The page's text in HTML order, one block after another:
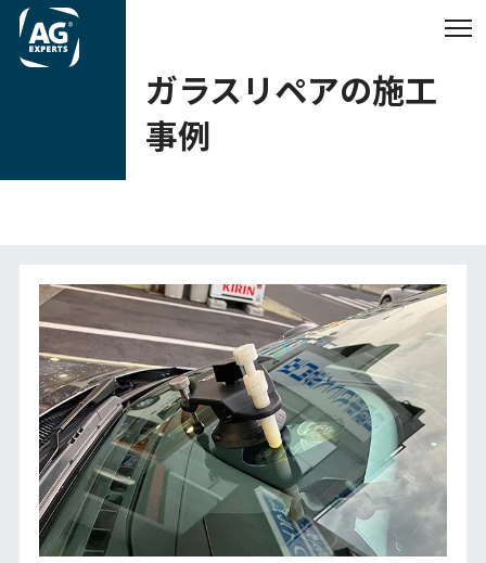
ガラスリペアの施工
事例